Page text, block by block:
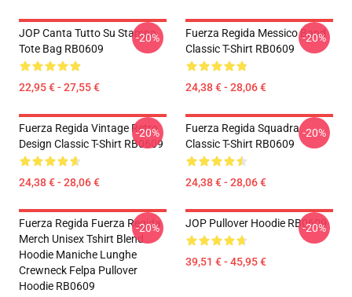
JOP Canta Tutto Su Stampa
Tote Bag RB0609
22,95 € - 27,55 €
-20%
Fuerza Regida Messico Band
Classic T-Shirt RB0609
24,38 € - 28,06 €
-20%
Fuerza Regida Vintage Retro
Design Classic T-Shirt RB0609
24,38 € - 28,06 €
-20%
Fuerza Regida Squadra
Classic T-Shirt RB0609
24,38 € - 28,06 €
-20%
Fuerza Regida Fuerza Regida
Merch Unisex Tshirt Blend
Hoodie Maniche Lunghe
Crewneck Felpa Pullover
Hoodie RB0609
-20% JOP Pullover Hoodie RB0609
39,51 € - 45,95 €
-20%